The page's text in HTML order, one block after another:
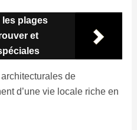
les plages
et
de
d’une vie locale riche en